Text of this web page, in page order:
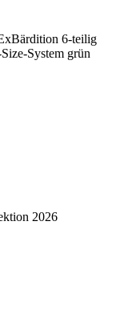
6-teilig
System grün
2026